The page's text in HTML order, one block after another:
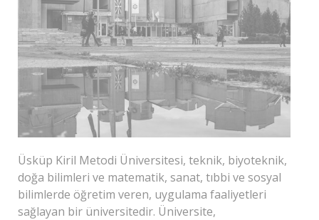
Üsküp Kiril Metodi Üniversitesi, teknik, biyoteknik,
doğa bilimleri ve matematik, sanat, tıbbi ve sosyal
bilimlerde öğretim veren, uygulama faaliyetleri
sağlayan bir üniversitedir. Üniversite,